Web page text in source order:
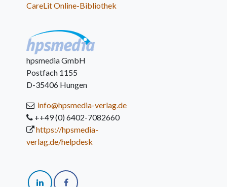
CareLit Online-Bibliothek
hpsmedia GmbH
Postfach 1155
D-35406 Hungen
info@hpsmedia-verlag.de
++49 (0) 6402-7082660
https://hpsmedia-
verlag.de/helpdesk